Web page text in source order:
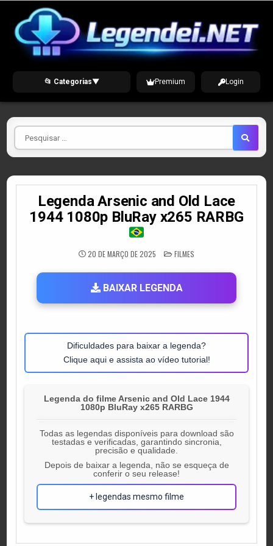
content
📂 Categorias▼ Premium Login
Pesquisar
por
Legenda Arsenic and Old Lace
1944 1080p BluRay x265 RARBG
20 DE MARÇO DE 2025 POSTED
IN
FILMES
BAIXAR LEGENDA
Dificuldades para baixar a legenda?
Clique aqui e assista ao vídeo tutorial!
Legenda do filme Arsenic and Old Lace 1944
1080p BluRay x265 RARBG
Todas as legendas disponíveis para download são
testadas e verificadas, garantindo sincronia,
precisão e qualidade.
Depois de baixar a legenda, não se esqueça de
conferir o seu release!
+ legendas mesmo filme